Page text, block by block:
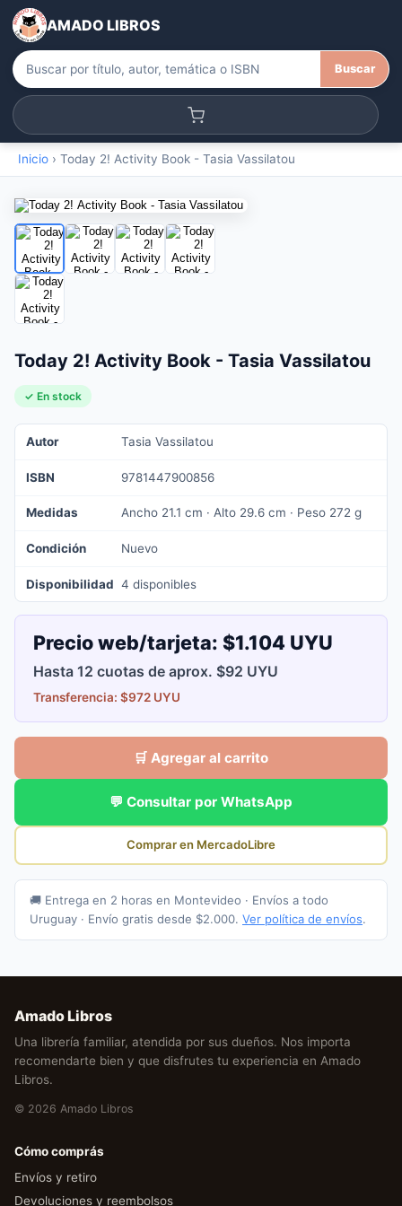
AMADO LIBROS
Buscar
Inicio › Today 2! Activity Book - Tasia Vassilatou
Today 2! Activity Book - Tasia Vassilatou
✓ En stock
Autor Tasia Vassilatou
ISBN 9781447900856
Medidas Ancho 21.1 cm · Alto 29.6 cm · Peso 272 g
Condición Nuevo
Disponibilidad 4 disponibles
Precio web/tarjeta: $1.104 UYU
Hasta 12 cuotas de aprox. $92 UYU
Transferencia: $972 UYU
🛒 Agregar al carrito
💬 Consultar por WhatsApp
Comprar en MercadoLibre
🚚 Entrega en 2 horas en Montevideo · Envíos a todo
Uruguay · Envío gratis desde $2.000. Ver política de envíos.
Amado Libros
Una librería familiar, atendida por sus dueños. Nos importa
recomendarte bien y que disfrutes tu experiencia en Amado
Libros.
© 2026 Amado Libros
Cómo comprás
Envíos y retiro
Devoluciones y reembolsos